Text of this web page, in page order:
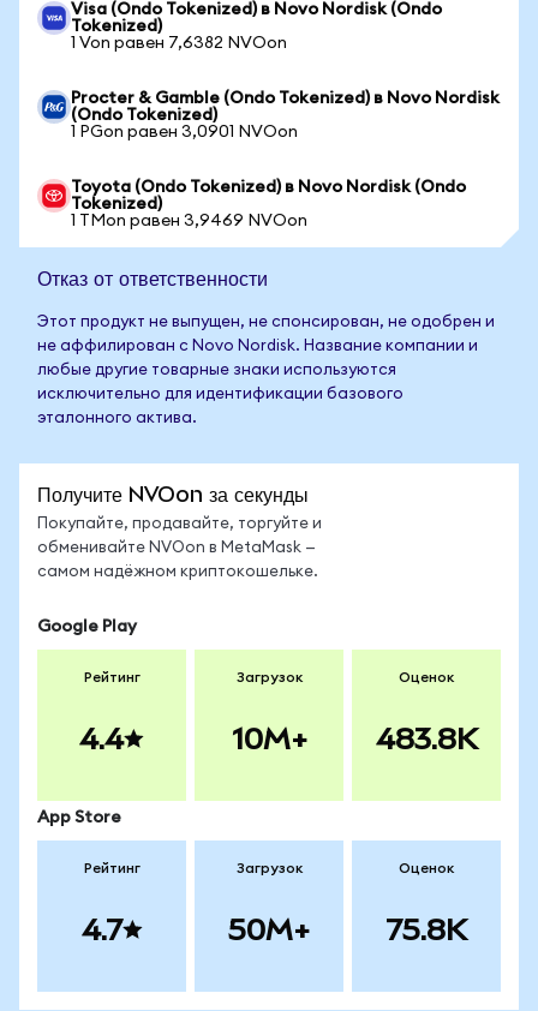
Visa (Ondo Tokenized) в Novo Nordisk (Ondo
Tokenized)
1 Von равен 7,6382 NVOon
Procter & Gamble (Ondo Tokenized) в Novo Nordisk
(Ondo Tokenized)
1 PGon равен 3,0901 NVOon
Toyota (Ondo Tokenized) в Novo Nordisk (Ondo
Tokenized)
1 TMon равен 3,9469 NVOon
Отказ от ответственности
Этот продукт не выпущен, не спонсирован, не одобрен и
не аффилирован с Novo Nordisk. Название компании и
любые другие товарные знаки используются
исключительно для идентификации базового
эталонного актива.
Получите NVOon за секунды
Покупайте, продавайте, торгуйте и
обменивайте NVOon в MetaMask —
самом надёжном криптокошельке.
Google Play
Рейтинг
4.4
Загрузок
10M+
Оценок
483.8K
App Store
Рейтинг
4.7
Загрузок
50M+
Оценок
75.8K